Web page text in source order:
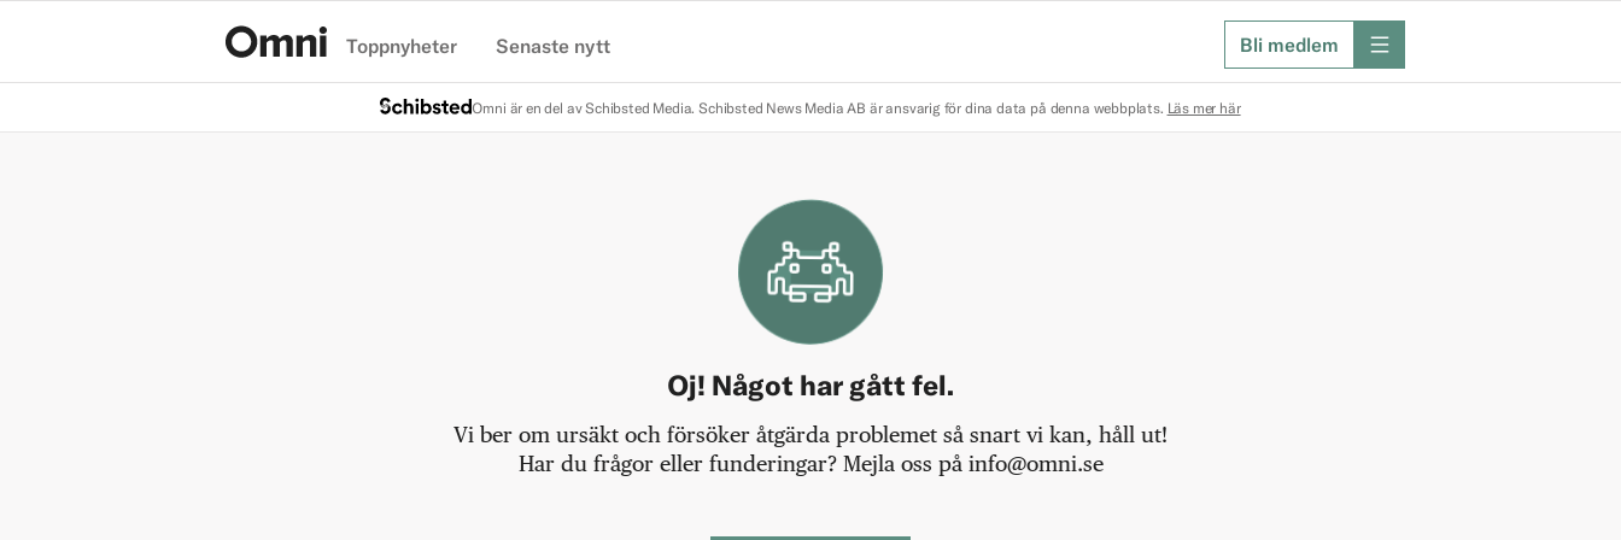
Toppnyheter Senaste nytt Bli medlem meny
Omni är en del av Schibsted Media. Schibsted News Media AB är ansvarig för dina data på denna webbplats. Läs mer här
Oj! Något har gått fel.
Vi ber om ursäkt och försöker åtgärda problemet så snart vi kan, håll ut!
Har du frågor eller funderingar? Mejla oss på info@omni.se